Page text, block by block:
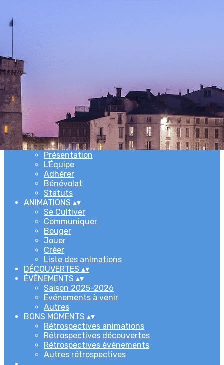
Menu
Ajoutez un logo, un bouton, des réseaux sociaux
Cliquez pour éditer
ACCUEIL▴ ▾
L'ASSOCIATION▴▾
Newsletters
Présentation
L'Équipe
Adhérer
Bénévolat
Statuts
ANIMATIONS ▴▾
Se Cultiver
Communiquer
Bouger
Jouer
Créer
Liste des animations
DÉCOUVERTES ▴▾
ÉVÉNEMENTS ▴▾
Saison 2025-2026
Evénements à venir
Autres
BONS MOMENTS ▴▾
Rétrospectives animations
Rétrospectives découvertes
Rétrospectives événements
Autres rétrospectives